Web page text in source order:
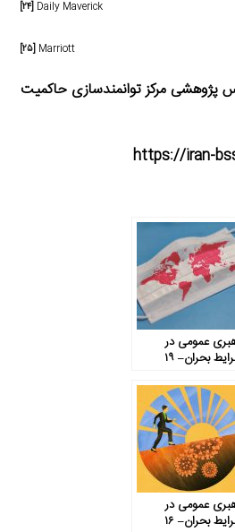
[۲۴] Daily Maverick
[۲۵] Marriott
پژوهشی مرکز توانمندسازی حاکمیت
عمومی در
بحران– ۱۹
عمومی در
بحران– ۱۶